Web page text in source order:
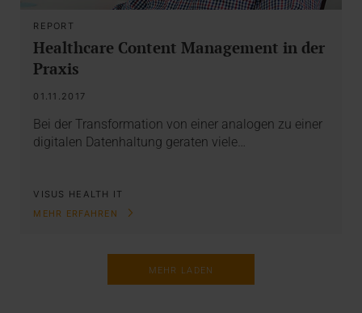
REPORT
Healthcare Content Management in der
Praxis
01.11.2017
Bei der Transformation von einer analogen zu einer
digitalen Datenhaltung geraten viele…
VISUS HEALTH IT
MEHR ERFAHREN
MEHR LADEN